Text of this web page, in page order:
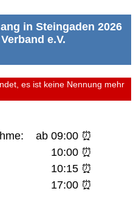
in Steingaden 2026
e.V.
es ist keine Nennung mehr
ab 09:00 ⏰
10:00 ⏰
10:15 ⏰
17:00 ⏰